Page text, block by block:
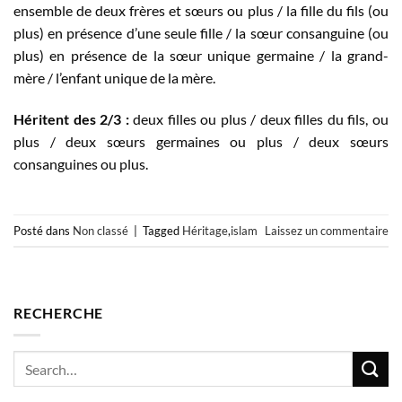
ensemble de deux frères et sœurs ou plus / la fille du fils (ou
plus) en présence d’une seule fille / la sœur consanguine (ou
plus) en présence de la sœur unique germaine / la grand-
mère / l’enfant unique de la mère.
Héritent des 2/3 :deux filles ou plus / deux filles du fils, ou
plus / deux sœurs germaines ou plus / deux sœurs
consanguines ou plus.
Posté dans Non classé Tagged Héritage,islam Laissez un commentaire
RECHERCHE